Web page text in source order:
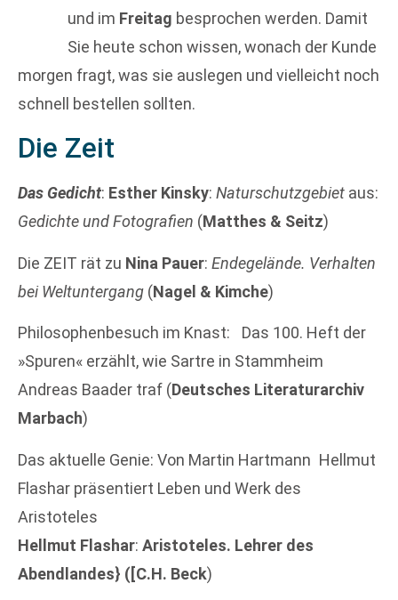
und im Freitag besprochen werden. Damit
Sie heute schon wissen, wonach der Kunde
morgen fragt, was sie auslegen und vielleicht noch
schnell bestellen sollten.
Die Zeit
Das Gedicht: Esther Kinsky: Naturschutzgebiet aus:
Gedichte und Fotografien (Matthes & Seitz)
Die ZEIT rät zu Nina Pauer: Endegelände. Verhalten
bei Weltuntergang (Nagel & Kimche)
Philosophenbesuch im Knast: Das 100. Heft der
»Spuren« erzählt, wie Sartre in Stammheim
Andreas Baader traf (Deutsches Literaturarchiv
Marbach)
Das aktuelle Genie: Von Martin Hartmann Hellmut
Flashar präsentiert Leben und Werk des
Aristoteles
Hellmut Flashar: Aristoteles. Lehrer des
Abendlandes} ([C.H. Beck)